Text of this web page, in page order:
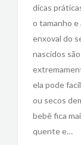
dicas
o tamanho e
enxoval do
nascidos
ela pode
ou secos
bebê fica
quente e…